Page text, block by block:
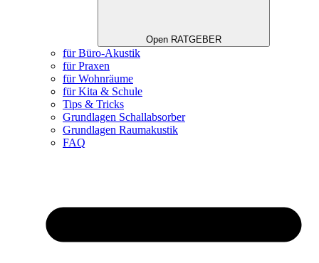
Open RATGEBER
für Büro-Akustik
für Praxen
für Wohnräume
für Kita & Schule
Tips & Tricks
Grundlagen Schallabsorber
Grundlagen Raumakustik
FAQ